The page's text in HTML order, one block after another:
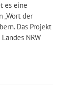
es eine
„Wort der
Das Projekt
NRW